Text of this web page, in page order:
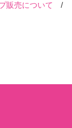
販売について /